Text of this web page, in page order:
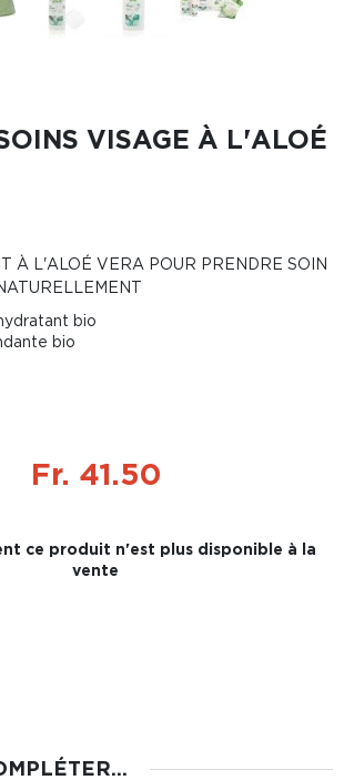
VISAGE À L'ALOÉ
À L'ALOÉ VERA POUR PRENDRE SOIN
bio
bio
Fr. 41.50
ce produit n'est plus disponible à la
vente